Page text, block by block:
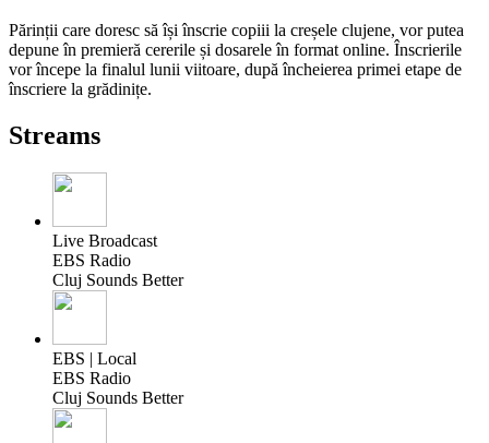
Părinții care doresc să își înscrie copiii la creșele clujene, vor putea
depune în premieră cererile și dosarele în format online. Înscrierile
vor începe la finalul lunii viitoare, după încheierea primei etape de
înscriere la grădinițe.
Streams
Live Broadcast
EBS Radio
Cluj Sounds Better
EBS | Local
EBS Radio
Cluj Sounds Better